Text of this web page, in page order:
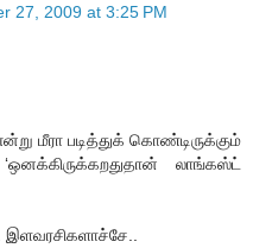
27, 2009 at 3:25 PM
மீரா படித்துக் கொண்டிருக்கும்
லாங்கஸ்ட்